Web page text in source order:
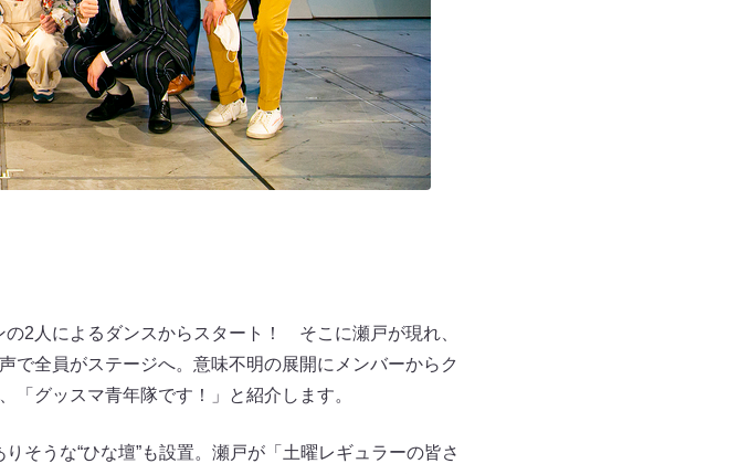
2人によるダンスからスタート！ そこに瀬戸が現れ、
で全員がステージへ。意味不明の展開にメンバーからク
「グッスマ青年隊です！」と紹介します。
そうな“ひな壇”も設置。瀬戸が「土曜レギュラーの皆さ